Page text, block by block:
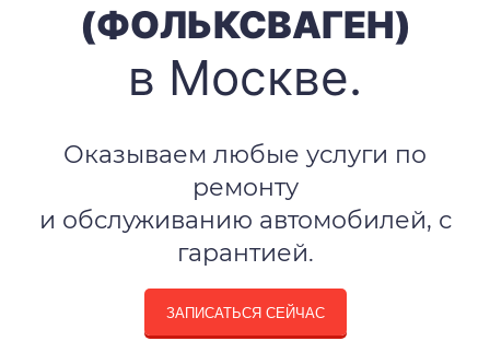
(ФОЛЬКСВАГЕН)
в Москве.
Оказываем любые услуги по
ремонту
и обслуживанию автомобилей, с
гарантией.
ЗАПИСАТЬСЯ СЕЙЧАС